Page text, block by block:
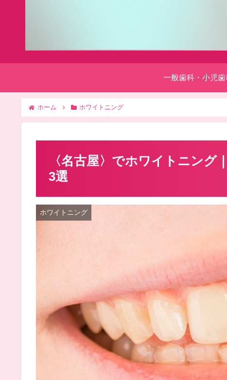
一般歯科・小児歯
ホーム ホワイトニング
〈名古屋〉でホワイトニング
3選
ホワイトニング